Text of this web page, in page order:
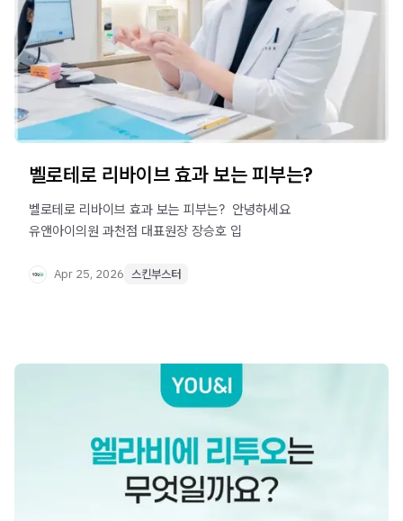
벨로테로 리바이브 효과 보는 피부는?
벨로테로 리바이브 효과 보는 피부는? ​ 안녕하세요
유앤아이의원 과천점 대표원장 장승호 입
Apr 25, 2026 스킨부스터